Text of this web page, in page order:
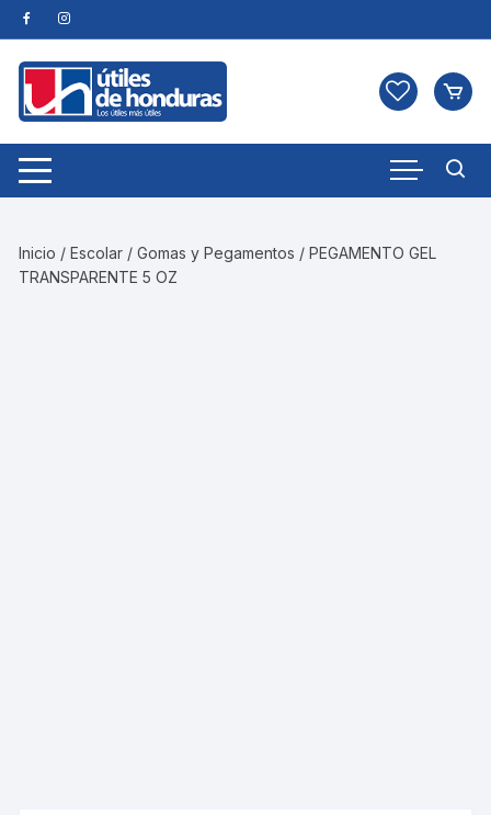
Skip
to
content
Inicio /Escolar /Gomas y Pegamentos / PEGAMENTO GEL
TRANSPARENTE 5 OZ